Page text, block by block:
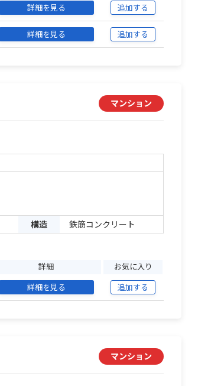
詳細を見る 追加する
詳細を見る 追加する
マンション
構造 鉄筋コンクリート
詳細 お気に入り
詳細を見る 追加する
マンション